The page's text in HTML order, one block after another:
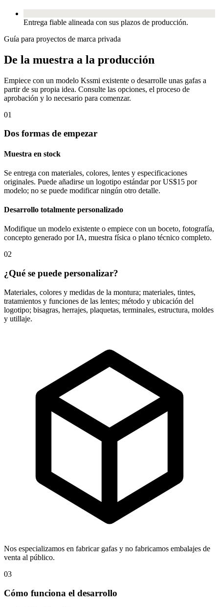
Entrega fiable alineada con sus plazos de producción.
Guía para proyectos de marca privada
De la muestra a la producción
Empiece con un modelo Kssmi existente o desarrolle unas gafas a
partir de su propia idea. Consulte las opciones, el proceso de
aprobación y lo necesario para comenzar.
01
Dos formas de empezar
Muestra en stock
Se entrega con materiales, colores, lentes y especificaciones
originales. Puede añadirse un logotipo estándar por US$15 por
modelo; no se puede modificar ningún otro detalle.
Desarrollo totalmente personalizado
Modifique un modelo existente o empiece con un boceto, fotografía,
concepto generado por IA, muestra física o plano técnico completo.
02
¿Qué se puede personalizar?
Materiales, colores y medidas de la montura; materiales, tintes,
tratamientos y funciones de las lentes; método y ubicación del
logotipo; bisagras, herrajes, plaquetas, terminales, estructura, moldes
y utillaje.
Nos especializamos en fabricar gafas y no fabricamos embalajes de
venta al público.
03
Cómo funciona el desarrollo